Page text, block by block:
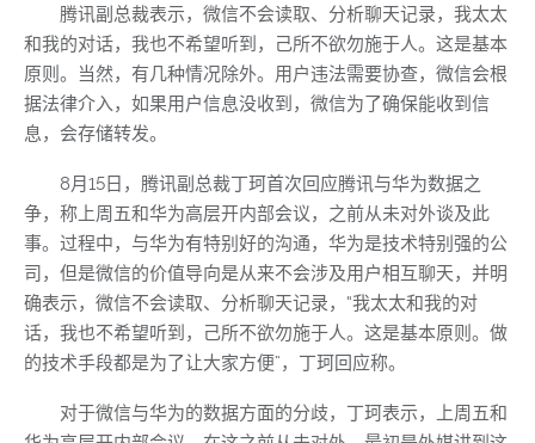
腾讯副总裁表示，微信不会读取、分析聊天记录，我太太
和我的对话，我也不希望听到，己所不欲勿施于人。这是基本
原则。当然，有几种情况除外。用户违法需要协查，微信会根
据法律介入，如果用户信息没收到，微信为了确保能收到信
息，会存储转发。
8月15日，腾讯副总裁丁珂首次回应腾讯与华为数据之
争，称上周五和华为高层开内部会议，之前从未对外谈及此
事。过程中，与华为有特别好的沟通，华为是技术特别强的公
司，但是微信的价值导向是从来不会涉及用户相互聊天，并明
确表示，微信不会读取、分析聊天记录，“我太太和我的对
话，我也不希望听到，己所不欲勿施于人。这是基本原则。做
的技术手段都是为了让大家方便”，丁珂回应称。
对于微信与华为的数据方面的分歧，丁珂表示，上周五和